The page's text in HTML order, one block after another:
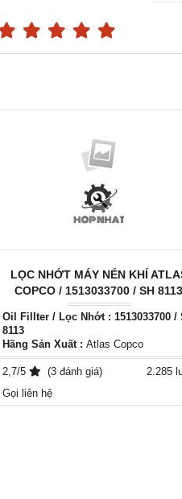
LỌC NHỚT MÁY NÉN KHÍ
COPCO / 1513033700 / SH 8113
Oil Fillter / Lọc Nhớt : 1513033700 /
8113
Hãng Sản Xuất : Atlas Copco
Mã Số : 1513033700 / SH 8113
Lọc nhớt Atlas Copco 1513033700 /
Hãng sản xuất: Atlas copco
2,7/5 (3 đánh giá)
2.285
Gọi liên hệ